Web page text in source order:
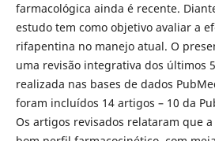
farmacológica ainda é recente.
estudo tem como objetivo avaliar a
rifapentina no manejo atual. O
uma revisão integrativa dos últimos
realizada nas bases de dados
foram incluídos 14 artigos – 10 da
Os artigos revisados relataram que